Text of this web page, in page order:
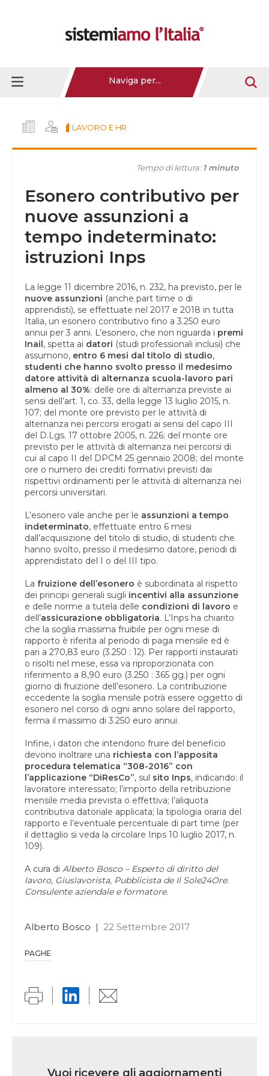
Naviga per...
LAVORO E HR
Tempo di lettura: 1 minuto
Esonero contributivo per
nuove assunzioni a
tempo indeterminato:
istruzioni Inps
La legge 11 dicembre 2016, n. 232, ha previsto, per le
nuove assunzioni (anche part time o di
apprendisti), se effettuate nel 2017 e 2018 in tutta
Italia, un esonero contributivo fino a 3.250 euro
annui per 3 anni. L’esonero, che non riguarda i premi
Inail, spetta ai datori (studi professionali inclusi) che
assumono, entro 6 mesi dal titolo di studio,
studenti che hanno svolto presso il medesimo
datore attività di alternanza scuola-lavoro pari
almeno al 30%: delle ore di alternanza previste ai
sensi dell’art. 1, co. 33, della legge 13 luglio 2015, n.
107; del monte ore previsto per le attività di
alternanza nei percorsi erogati ai sensi del capo III
del D.Lgs. 17 ottobre 2005, n. 226; del monte ore
previsto per le attività di alternanza nei percorsi di
cui al capo II del DPCM 25 gennaio 2008; del monte
ore o numero dei crediti formativi previsti dai
rispettivi ordinamenti per le attività di alternanza nei
percorsi universitari.
L’esonero vale anche per le assunzioni a tempo
indeterminato, effettuate entro 6 mesi
dall’acquisizione del titolo di studio, di studenti che
hanno svolto, presso il medesimo datore, periodi di
apprendistato del I o del III tipo.
La fruizione dell’esonero è subordinata al rispetto
dei principi generali sugli incentivi alla assunzione
e delle norme a tutela delle condizioni di lavoro e
dell’assicurazione obbligatoria. L’Inps ha chiarito
che la soglia massima fruibile per ogni mese di
rapporto è riferita al periodo di paga mensile ed è
pari a 270,83 euro (3.250 : 12). Per rapporti instaurati
o risolti nel mese, essa va riproporzionata con
riferimento a 8,90 euro (3.250 : 365 gg.) per ogni
giorno di fruizione dell’esonero. La contribuzione
eccedente la soglia mensile potrà essere oggetto di
esonero nel corso di ogni anno solare del rapporto,
ferma il massimo di 3.250 euro annui.
Infine, i datori che intendono fruire del beneficio
devono inoltrare una richiesta con l’apposita
procedura telematica “308-2016” con
l’applicazione “DiResCo”, sul sito Inps, indicando: il
lavoratore interessato; l’importo della retribuzione
mensile media prevista o effettiva; l’aliquota
contributiva datoriale applicata; la tipologia oraria del
rapporto e l’eventuale percentuale di part time (per
il dettaglio si veda la circolare Inps 10 luglio 2017, n.
109).
A cura di Alberto Bosco – Esperto di diritto del
lavoro, Giuslavorista, Pubblicista de Il Sole24Ore.
Consulente aziendale e formatore.
Alberto Bosco | 22 Settembre 2017
PAGHE
iscrizioneVuoi ricevere gli aggiornamenti